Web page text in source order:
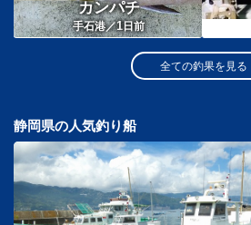
カンパチ
手石港／1日前
全ての釣果を見る
静岡県の人気釣り船